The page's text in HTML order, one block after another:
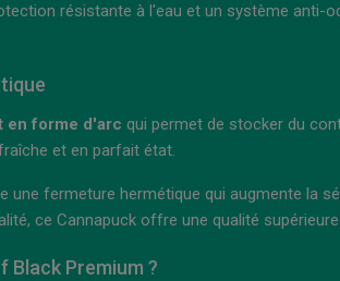
résistante à l'eau et un système anti-
en forme d'arc qui permet de stocker du
et en parfait état.
une fermeture hermétique qui augmente la
ce Cannapuck offre une qualité
Black Premium ?